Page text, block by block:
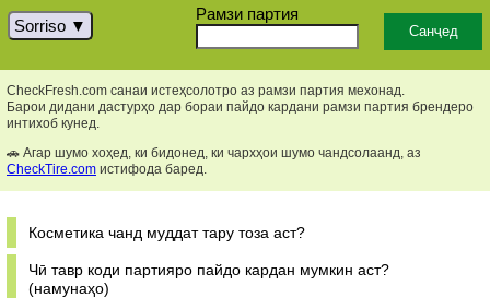
Sorriso
Рамзи партия
CheckFresh.com санаи истеҳсолотро аз рамзи партия мехонад.
Барои дидани дастурҳо дар бораи пайдо кардани рамзи партия брендеро
интихоб кунед.
🚗 Агар шумо хоҳед, ки бидонед, ки чархҳои шумо чандсолаанд, аз
CheckTire.com истифода баред.
Косметика чанд муддат тару тоза аст?
Чӣ тавр коди партияро пайдо кардан мумкин аст?
(намунаҳо)